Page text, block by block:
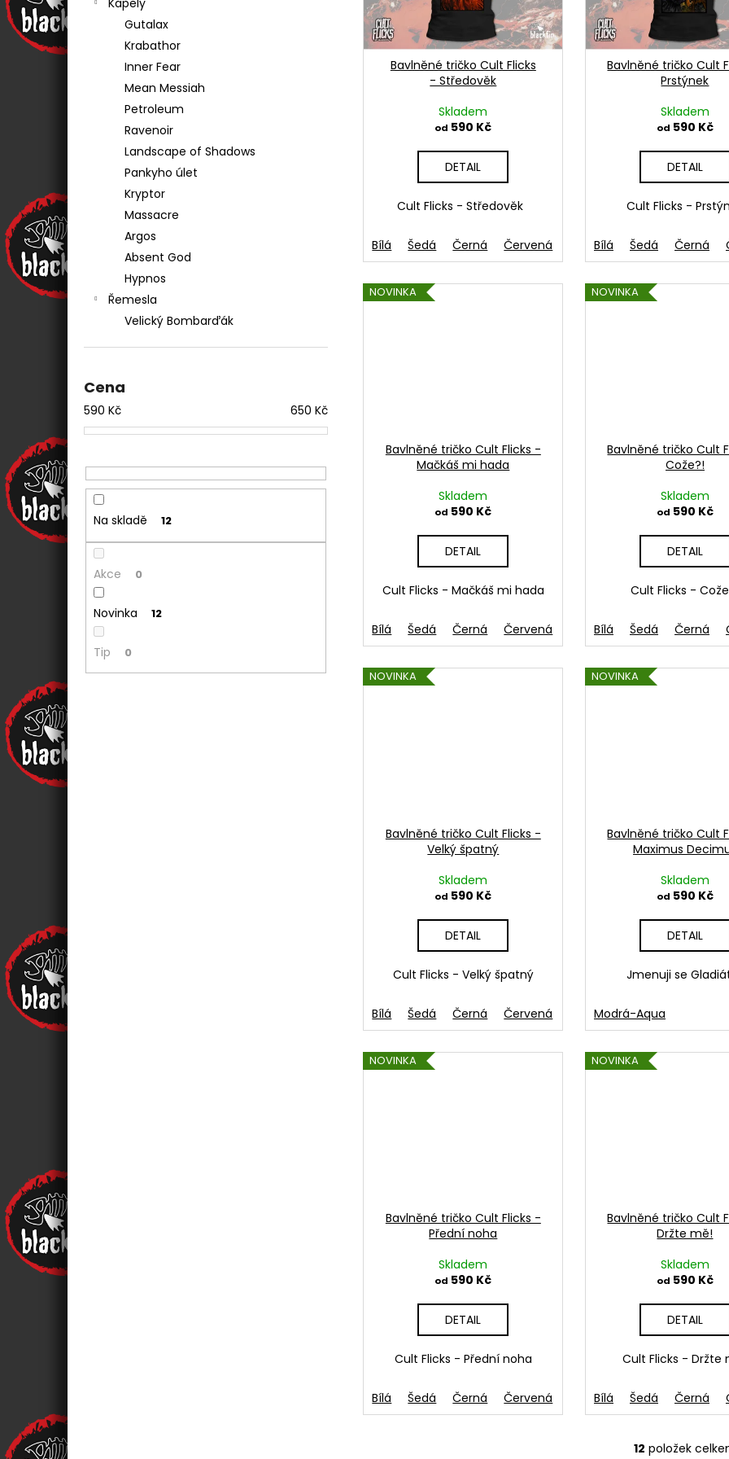
l
Kapely
Gutalax
Krabathor
Inner Fear
Mean Messiah
Petroleum
Ravenoir
Landscape of Shadows
Pankyho úlet
Kryptor
Massacre
Argos
Absent God
Hypnos
Řemesla
Velický Bombarďák
Cena
590 Kč 650 Kč
Na skladě 12
Akce 0
Novinka 12
Tip 0
d
u
k
r
o
Bavlněné tričko Cult Flicks
- Středověk
Skladem
od 590 Kč
DETAIL
Cult Flicks - Středověk
Bílá Šedá Černá Červená French navy Žlutá
Bavlněné tričko Cult
Prstýnek
Skladem
od 590 Kč
DETAIL
Cult Flicks -
Bílá Šedá Černá
NOVINKA
Bavlněné tričko Cult Flicks -
Mačkáš mi hada
Skladem
od 590 Kč
DETAIL
Cult Flicks - Mačkáš mi hada
Bílá Šedá Černá Červená French navy Žlutá
NOVINKA
Bavlněné tričko Cult
Cože?!
Skladem
od 590 Kč
DETAIL
Cult Flicks -
Bílá Šedá Černá
NOVINKA
Bavlněné tričko Cult Flicks -
Velký špatný
Skladem
od 590 Kč
DETAIL
Cult Flicks - Velký špatný
Bílá Šedá Černá Červená French navy Žlutá
NOVINKA
Bavlněné tričko Cult
Maximus
Skladem
od 590 Kč
DETAIL
Jmenuji se
Modrá-Aqua
NOVINKA
Bavlněné tričko Cult Flicks -
Přední noha
Skladem
od 590 Kč
DETAIL
Cult Flicks - Přední noha
Bílá Šedá Černá Červená French navy Zelená
NOVINKA
Bavlněné tričko Cult
Držte mě!
Skladem
od 590 Kč
DETAIL
Cult Flicks - Držte
Bílá Šedá Černá
12 položek
490 Kč
490 Kč
490 Kč